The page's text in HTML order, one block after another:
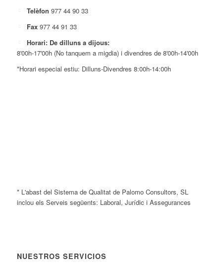
Telèfon 977 44 90 33
Fax 977 44 91 33
Horari: De dilluns a dijous:
8'00h-17'00h (No tanquem a migdia) i divendres de 8'00h-14'00h
*Horari especial estiu: Dilluns-Divendres 8:00h-14:00h
* L'abast del Sistema de Qualitat de Palomo Consultors, SL
inclou els Serveis següents: Laboral, Jurídic i Assegurances
NUESTROS SERVICIOS